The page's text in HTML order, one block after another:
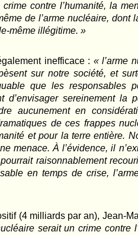
contre l’humanité, la
de l’arme nucléaire, dont
même illégitime. »
inefficace : « l’arme
sur notre société, et
que les responsables
d’envisager sereinement la
aucunement en
de ces frappes
et pour la terre entière.
menace. À l’évidence, il
raisonnablement
en temps de crise,
(4 milliards par an), Jean-
serait un crime contre